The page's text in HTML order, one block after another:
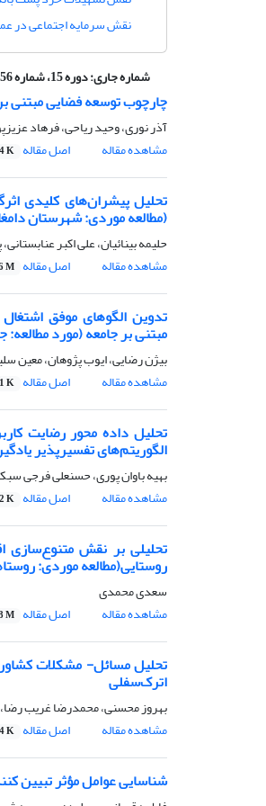
نقش سرمایه اجتماعی در
شماره جاری:دوره 15، شماره 56، تابستان 1405
چارچوب توسعه فضایی مبتنی
آذر نوری، وحید ریاحی، فرهاد
مشاهده مقاله
اصل مقاله K
تحلیل پیشران‌های کلیدی
(مطالعه موردی: شهرستان
حلیمه بینائیان، علی اکبر
مشاهده مقاله
اصل مقاله M
تدوین الگوهای موفق
مبتنی بر جامعه (مورد
بیژن رضایی، ایوب پژوهان، معین
مشاهده مقاله
اصل مقاله K
تحلیل داده محور رضایت
الگوریتم‌های تفسیر‌پذیر
بهیه باوان پوری، حسنعلی فرجی
مشاهده مقاله
اصل مقاله K
تحلیلی بر نقش متنوع‌سازی
روستایی(مطالعه موردی:
سعدی محمدی
مشاهده مقاله
اصل مقاله M
تحلیل مسائل- مشکلات
اترک‌سفلی
بهروز محسنی، محمدرضا غریب
مشاهده مقاله
اصل مقاله K
شناسایی عوامل مؤثر تبیین